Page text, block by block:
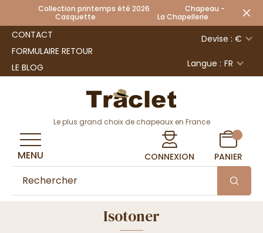
Collection printemps été 2026 Chapeau -
Casquette La Chapellerie
CONTACT
FORMULAIRE RETOUR
LE BLOG
Devise : €
Langue : FR
Le plus grand choix de chapeaux en France
CONNEXION PANIER
MENU
Isotoner